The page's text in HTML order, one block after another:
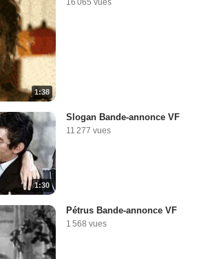
1:38
1:30
Slogan Bande-annonce VF
11 277 vues
Pétrus Bande-annonce VF
1 568 vues